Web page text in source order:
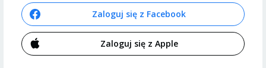
Zaloguj się z Facebook
Zaloguj się z Apple